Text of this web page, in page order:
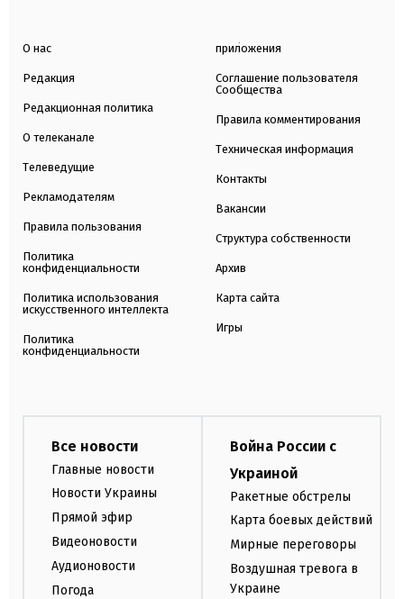
О нас
Редакция
Редакционная политика
О телеканале
Телеведущие
Рекламодателям
Правила пользования
Политика
конфиденциальности
Политика использования
искусственного интеллекта
Политика
конфиденциальности
приложения
Соглашение пользователя
Сообщества
Правила комментирования
Техническая информация
Контакты
Вакансии
Структура собственности
Архив
Карта сайта
Игры
Все новости
Главные новости
Новости Украины
Прямой эфир
Видеоновости
Аудионовости
Погода
Война России с
Украиной
Ракетные обстрелы
Карта боевых действий
Мирные переговоры
Воздушная тревога в
Украине